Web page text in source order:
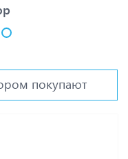
покупают